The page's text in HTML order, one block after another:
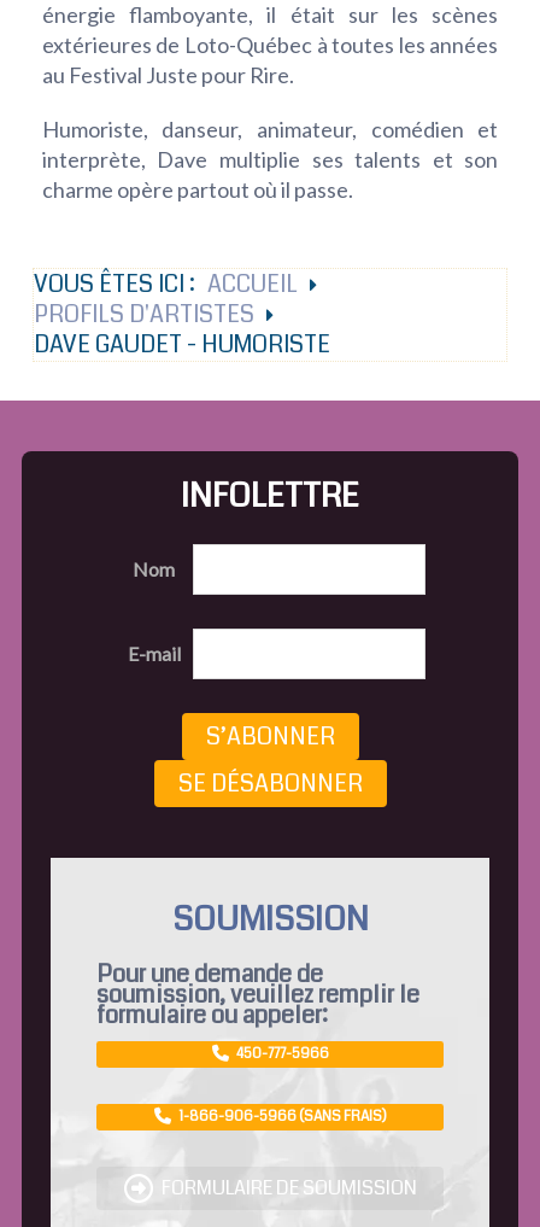
énergie flamboyante, il était sur les scènes
extérieures de Loto-Québec à toutes les années
au Festival Juste pour Rire.
Humoriste, danseur, animateur, comédien et
interprète, Dave multiplie ses talents et son
charme opère partout où il passe.
VOUS ÊTES ICI : ACCUEIL
PROFILS D'ARTISTES
DAVE GAUDET - HUMORISTE
INFOLETTRE
Nom
E-mail
S’ABONNER
SE DÉSABONNER
SOUMISSION
Pour une demande de
soumission, veuillez remplir le
formulaire ou appeler:
450-777-5966
1-866-906-5966 (SANS FRAIS)
FORMULAIRE DE SOUMISSION